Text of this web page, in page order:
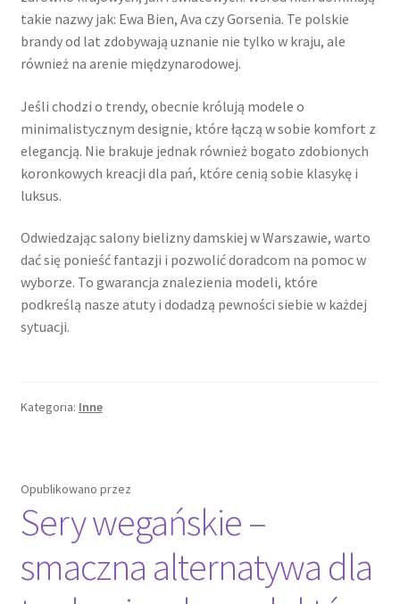
takie nazwy jak: Ewa Bien, Ava czy Gorsenia. Te polskie
brandy od lat zdobywają uznanie nie tylko w kraju, ale
również na arenie międzynarodowej.
Jeśli chodzi o trendy, obecnie królują modele o
minimalistycznym designie, które łączą w sobie komfort z
elegancją. Nie brakuje jednak również bogato zdobionych
koronkowych kreacji dla pań, które cenią sobie klasykę i
luksus.
Odwiedzając salony bielizny damskiej w Warszawie, warto
dać się ponieść fantazji i pozwolić doradcom na pomoc w
wyborze. To gwarancja znalezienia modeli, które
podkreślą nasze atuty i dodadzą pewności siebie w każdej
sytuacji.
Kategoria: Inne
Opublikowano przez
Sery wegańskie –
smaczna alternatywa dla